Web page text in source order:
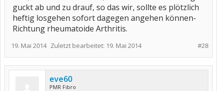
guckt ab und zu drauf, so das wir, sollte es plötzlich
heftig losgehen sofort dagegen angehen können-
Richtung rheumatoide Arthritis.
#28
19. Mai 2014 Zuletzt bearbeitet: 19. Mai 2014
eve60
PMR Fibro